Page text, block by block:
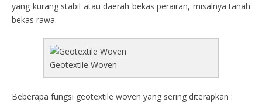
yang kurang stabil atau daerah bekas perairan, misalnya tanah
bekas rawa.
Geotextile Woven
Beberapa fungsi geotextile woven yang sering diterapkan :